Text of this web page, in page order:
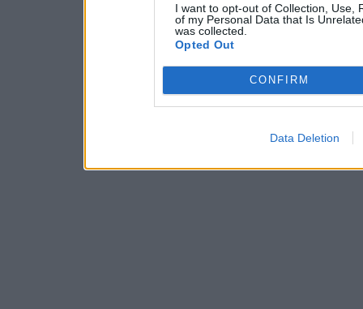
I want to opt-out of Collection, Use,
of my Personal Data that Is
was collected.
Opted Out
CONFIRM
Data Deletion